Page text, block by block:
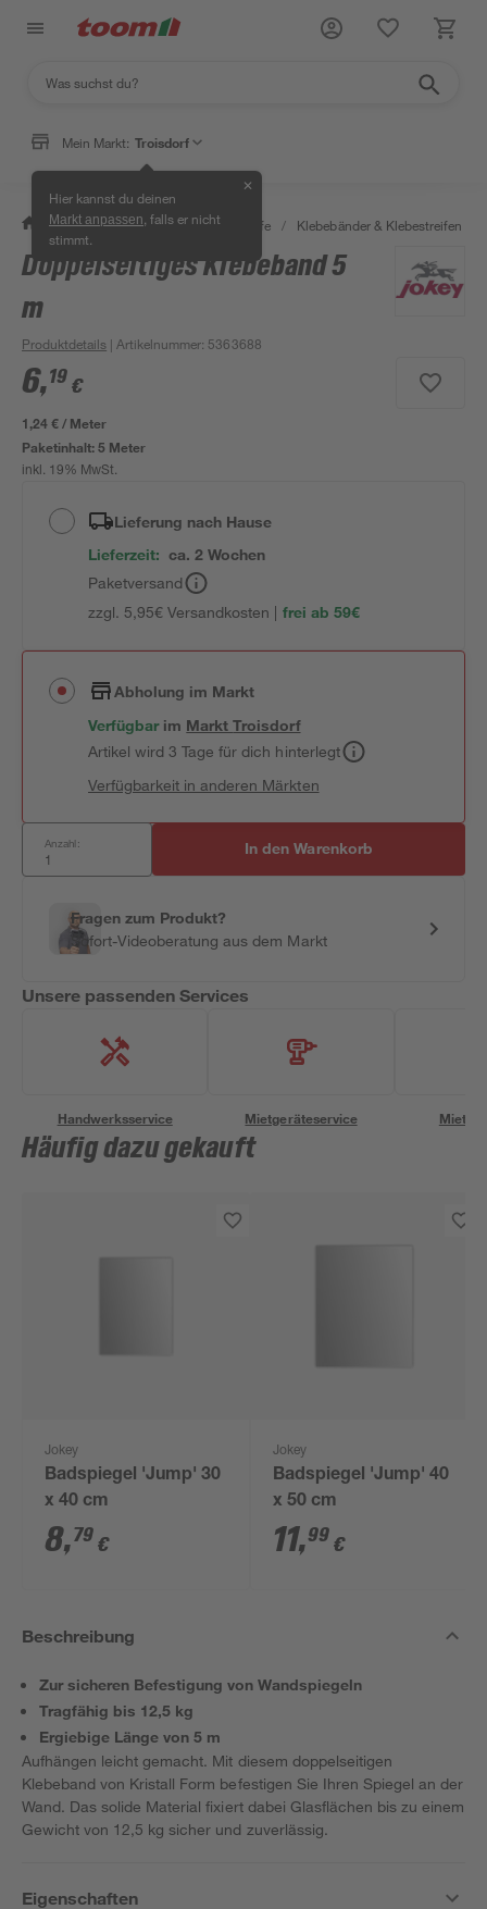
Mein Markt: Troisdorf
Hier kannst du deinen
Markt anpassen , falls er nicht
stimmt.
✕
/ Bauen & Renovieren / Klebstoffe / Klebebänder & Klebestreifen
Doppelseitiges Klebeband 5
m
Produktdetails | Artikelnummer: 5363688
6,19 €
1,24 € / Meter
Paketinhalt:5 Meter
inkl. 19% MwSt.
Lieferung nach Hause
Lieferzeit: ca. 2 Wochen
Paketversand
zzgl. 5,95€ Versandkosten | frei ab 59€
Abholung im Markt
Verfügbar im MarktTroisdorf
Artikel wird 3 Tage für dich hinterlegt
Verfügbarkeit in anderen Märkten
Anzahl: In den Warenkorb
Fragen zum Produkt?
Sofort-Videoberatung aus dem Markt
Unsere passenden Services
Handwerksservice Mietgeräteservice
Häufig dazu gekauft
Jokey
Badspiegel 'Jump' 30
x 40 cm
8,79 €
Jokey
Badspiegel 'Jump' 40
x 50 cm
11,99 €
Beschreibung
Zur sicheren Befestigung von Wandspiegeln
Tragfähig bis 12,5 kg
Ergiebige Länge von 5 m
Aufhängen leicht gemacht. Mit diesem doppelseitigen
Klebeband von Kristall Form befestigen Sie Ihren Spiegel an der
Wand. Das solide Material fixiert dabei Glasflächen bis zu einem
Gewicht von 12,5 kg sicher und zuverlässig.
Eigenschaften